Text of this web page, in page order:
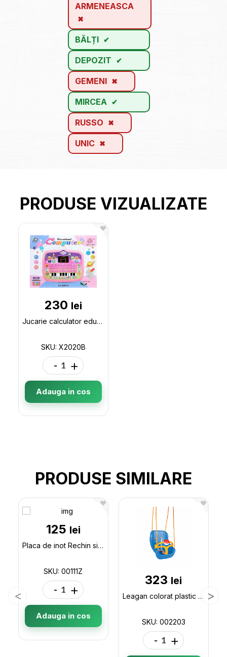
ARMENEASCA
BĂLȚI
DEPOZIT
GEMENI
MIRCEA
RUSSO
UNIC
PRODUSE VIZUALIZATE
230 lei
Jucarie calculator educational ML13-3 X2020B
SKU: X2020B
- +
Adauga in cos
PRODUSE SIMILARE
125 lei
Placa de inot Rechin si Sirena 00111Z
SKU: 00111Z
- +
Adauga in cos
323 lei
Leagan colorat plastic 002203
SKU: 002203
- +